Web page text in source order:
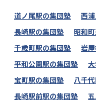
道ノ尾駅の集団塾 西
長崎駅の集団塾
昭和
千歳町駅の集団塾
岩
平和公園駅の集団塾
宝町駅の集団塾
八千
長崎駅前駅の集団塾